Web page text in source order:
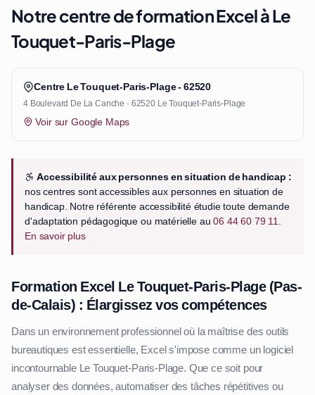
Notre centre de formation Excel à Le
Touquet-Paris-Plage
Centre Le Touquet-Paris-Plage - 62520
4 Boulevard De La Canche · 62520 Le Touquet-Paris-Plage
Voir sur Google Maps
Accessibilité aux personnes en situation de handicap :
nos centres sont accessibles aux personnes en situation de
handicap. Notre référente accessibilité étudie toute demande
d'adaptation pédagogique ou matérielle au06 44 60 79 11.
En savoir plus
Formation Excel Le Touquet-Paris-Plage (Pas-
de-Calais) : Élargissez vos compétences
Dans un environnement professionnel où la maîtrise des outils
bureautiques est essentielle, Excel s'impose comme un logiciel
incontournable Le Touquet-Paris-Plage. Que ce soit pour
analyser des données, automatiser des tâches répétitives ou